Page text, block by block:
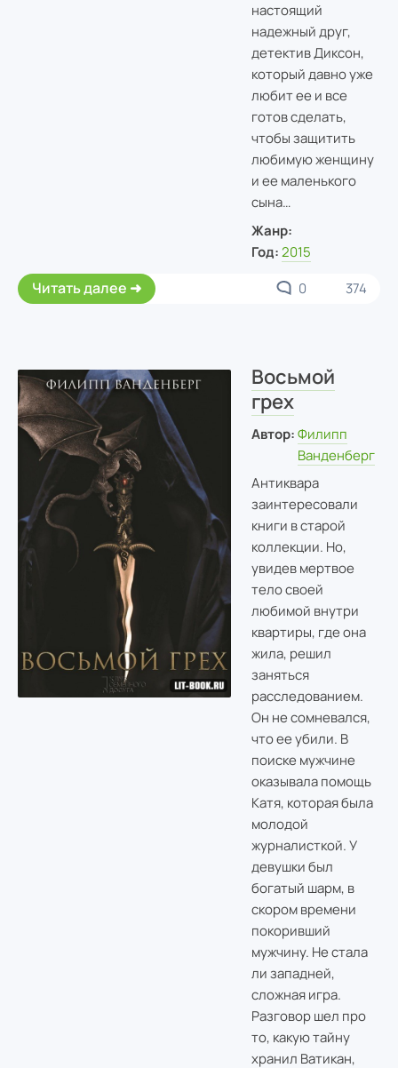
настоящий
надежный друг,
детектив Диксон,
который давно уже
любит ее и все
готов сделать,
чтобы защитить
любимую женщину
и ее маленького
сына…
Жанр:
Год: 2015
Читать далее 0 374
Восьмой
грех
Автор: Филипп
Ванденберг
Антиквара
заинтересовали
книги в старой
коллекции. Но,
увидев мертвое
тело своей
любимой внутри
квартиры, где она
жила, решил
заняться
расследованием.
Он не сомневался,
что ее убили. В
поиске мужчине
оказывала помощь
Катя, которая была
молодой
журналисткой. У
девушки был
богатый шарм, в
скором времени
покоривший
мужчину. Не стала
ли западней,
сложная игра.
Разговор шел про
то, какую тайну
хранил Ватикан,